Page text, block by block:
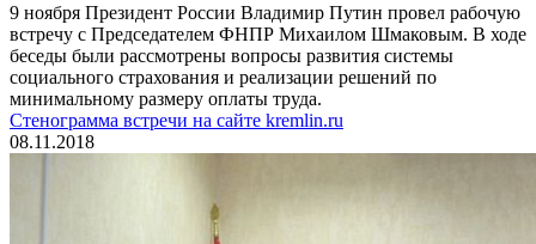
9 ноября Президент России Владимир Путин провел рабочую
встречу с Председателем ФНПР Михаилом Шмаковым. В ходе
беседы были рассмотрены вопросы развития системы
социального страхования и реализации решений по
минимальному размеру оплаты труда.
Стенограмма встречи на сайте kremlin.ru
08.11.2018